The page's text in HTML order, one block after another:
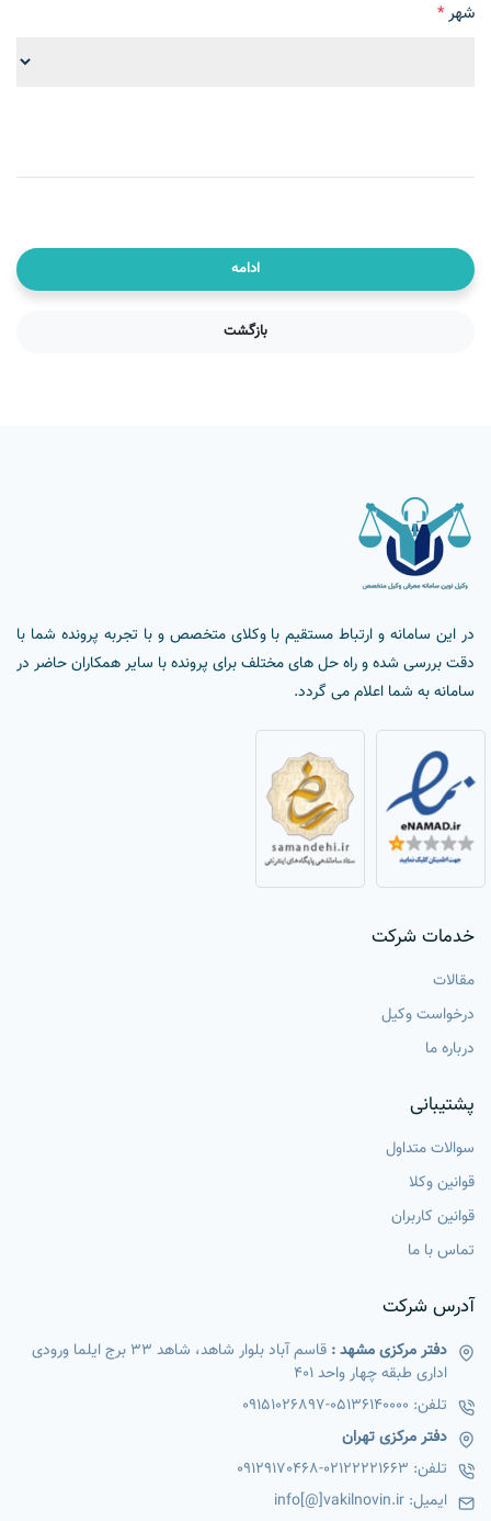
شهر*
ادامه
بازگشت
در این سامانه و ارتباط مستقیم با وکلای متخصص و با تجربه پرونده شما با
دقت بررسی شده و راه حل های مختلف برای پرونده با سایر همکاران حاضر در
سامانه به شما اعلام می گردد.
خدمات شرکت
مقالات
درخواست وکیل
درباره ما
پشتیبانی
سوالات متداول
قوانین وکلا
قوانین کاربران
تماس با ما
آدرس شرکت
دفتر مرکزی مشهد :
قاسم آباد بلوار شاهد، شاهد 33 برج ایلما ورودی
اداری طبقه چهار واحد 401
تلفن: 05136140000
-
09151026897
دفتر مرکزی تهران
تلفن: 02122221663
-
09129170468
ایمیل: info[@]vakilnovin.ir